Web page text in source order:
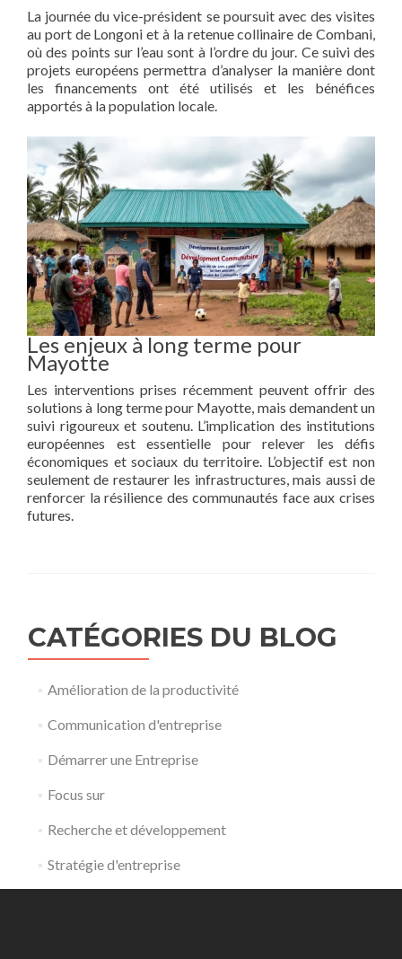
La journée du vice-président se poursuit avec des visites
au port de Longoni et à la retenue collinaire de Combani,
où des points sur l’eau sont à l’ordre du jour. Ce suivi des
projets européens permettra d’analyser la manière dont
les financements ont été utilisés et les bénéfices
apportés à la population locale.
Les enjeux à long terme pour
Mayotte
Les interventions prises récemment peuvent offrir des
solutions à long terme pour Mayotte, mais demandent un
suivi rigoureux et soutenu. L’implication des institutions
européennes est essentielle pour relever les défis
économiques et sociaux du territoire. L’objectif est non
seulement de restaurer les infrastructures, mais aussi de
renforcer la résilience des communautés face aux crises
futures.
CATÉGORIES DU BLOG
Amélioration de la productivité
Communication d'entreprise
Démarrer une Entreprise
Focus sur
Recherche et développement
Stratégie d'entreprise